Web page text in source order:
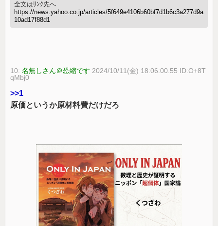
全文はﾘﾝｸ先へ
https://news.yahoo.co.jp/articles/5f649e4106b60bf7d1b6c3a277d9a
10ad17f88d1
10:名無しさん＠恐縮です 2024/10/11(金) 18:06:00.55 ID:O+8T
qMbj0
>>1
原価というか原材料費だけだろ